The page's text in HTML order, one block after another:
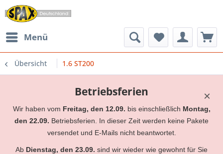
Menü
Übersicht 1.6 ST200
×
Betriebsferien
Wir haben vom Freitag, den 12.09. bis einschließlich Montag,
den 22.09. Betriebsferien. In dieser Zeit werden keine Pakete
versendet und E-Mails nicht beantwortet.
Ab Dienstag, den 23.09. sind wir wieder wie gewohnt für Sie